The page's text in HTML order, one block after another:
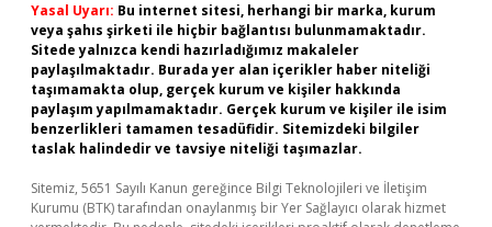
Yasal Uyarı: Bu internet sitesi, herhangi bir marka, kurum
veya şahıs şirketi ile hiçbir bağlantısı bulunmamaktadır.
Sitede yalnızca kendi hazırladığımız makaleler
paylaşılmaktadır. Burada yer alan içerikler haber niteliği
taşımamakta olup, gerçek kurum ve kişiler hakkında
paylaşım yapılmamaktadır. Gerçek kurum ve kişiler ile isim
benzerlikleri tamamen tesadüfidir. Sitemizdeki bilgiler
taslak halindedir ve tavsiye niteliği taşımazlar.
Sitemiz, 5651 Sayılı Kanun gereğince Bilgi Teknolojileri ve İletişim
Kurumu (BTK) tarafından onaylanmış bir Yer Sağlayıcı olarak hizmet